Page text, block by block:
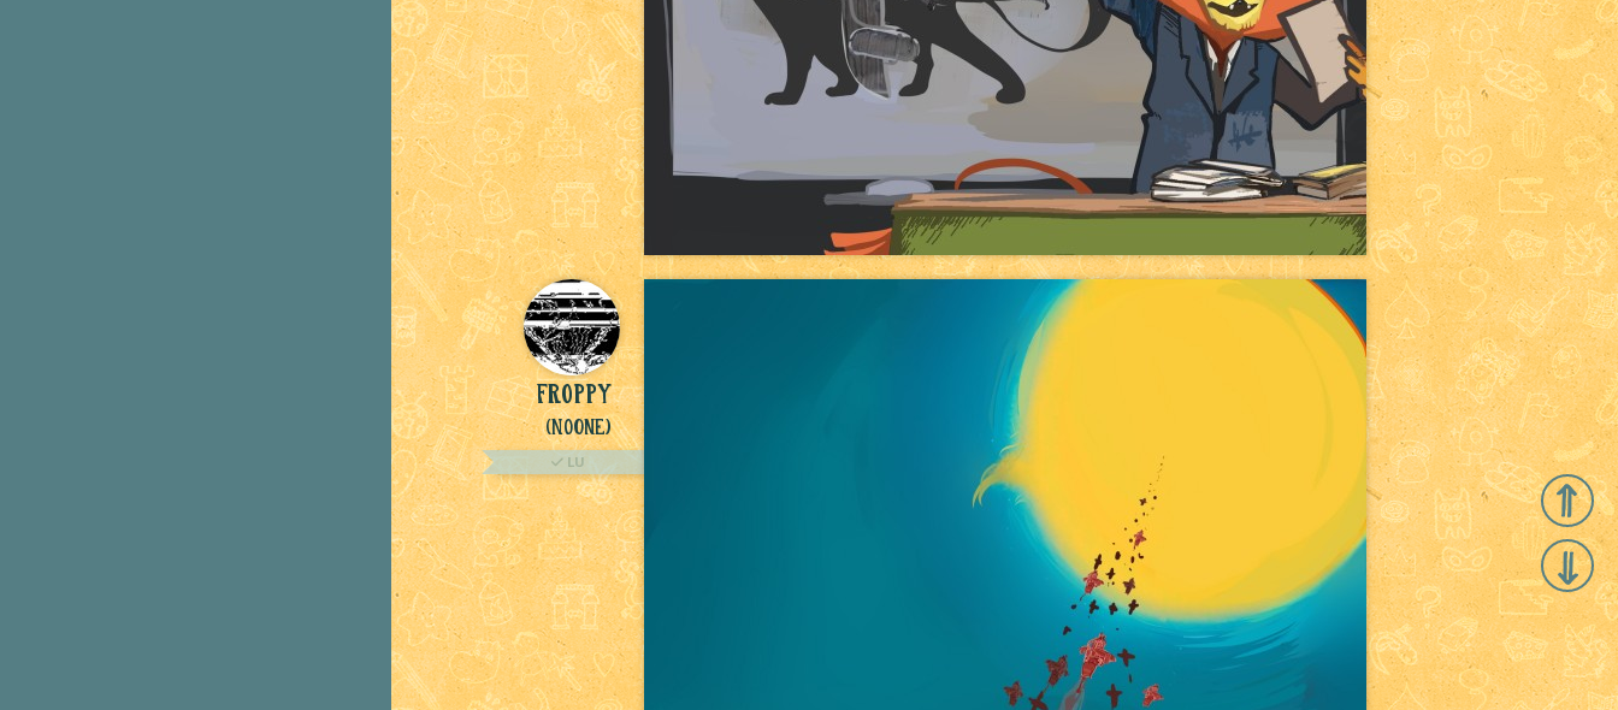
Froppy
(NoOne)
LU